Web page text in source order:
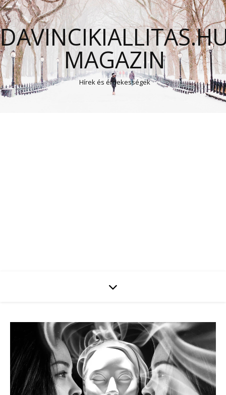
MAGAZIN
Hírek és érdekességek